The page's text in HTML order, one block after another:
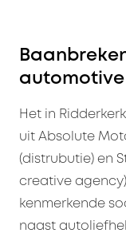
Het in
uit Absolute
(distrubutie) en
creative
kenmerkende
naast